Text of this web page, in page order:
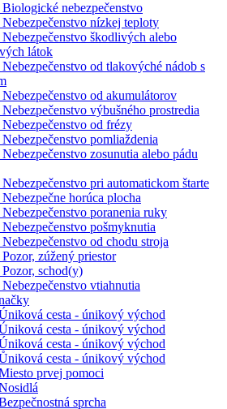
nebezpečenstvo
nízkej teploty
škodlivých alebo
látok
od tlakovýché nádob s
od akumulátorov
výbušného prostredia
od frézy
pomliaždenia
zosunutia alebo pádu
pri automatickom štarte
horúca plocha
poranenia ruky
pošmyknutia
od chodu stroja
zúžený priestor
schod(y)
vtiahnutia
cesta - únikový východ
cesta - únikový východ
cesta - únikový východ
cesta - únikový východ
prvej pomoci
sprcha